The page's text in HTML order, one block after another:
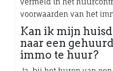
voorwaarden van het
Kan ik mijn
naar een
immo te huur?